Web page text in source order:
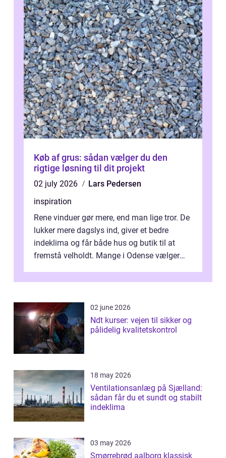
Køb af grus: sådan vælger du den
rigtige løsning til dit projekt
02 july 2026
Lars Pedersen
inspiration
Rene vinduer gør mere, end man lige tror. De
lukker mere dagslys ind, giver et bedre
indeklima og får både hus og butik til at
fremstå velholdt. Mange i Odense vælger
02 june 2026
Ndt kurser: vejen til sikker og
pålidelig kvalitetskontrol
18 may 2026
Ventilationsanlæg på Sjælland:
sådan får du et sundt og stabilt
indeklima
03 may 2026
Smørrebrød aalborg klassisk